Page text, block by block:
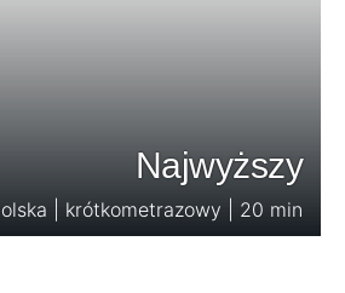
Najwyższy
| krótkometrazowy | 20 min